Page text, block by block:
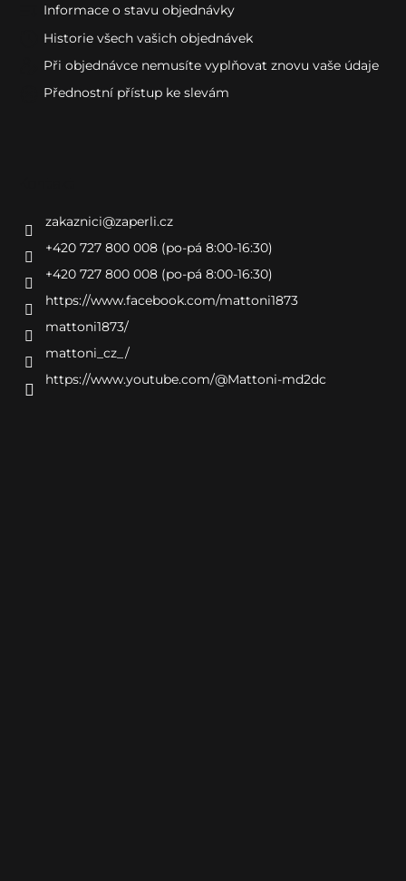
Informace o stavu objednávky
Historie všech vašich objednávek
Při objednávce nemusíte vyplňovat znovu vaše údaje
Přednostní přístup ke slevám
zakaznici@zaperli.cz
+420 727 800 008 (po-pá 8:00-16:30)
+420 727 800 008 (po-pá 8:00-16:30)
https://www.facebook.com/mattoni1873
mattoni1873/
mattoni_cz_/
https://www.youtube.com/@Mattoni-md2dc